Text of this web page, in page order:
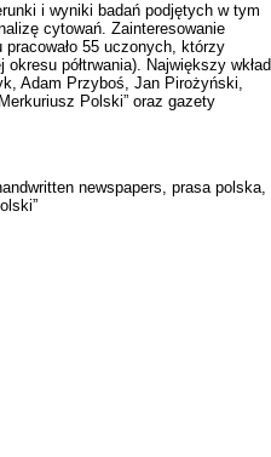
i wyniki badań podjętych w tym
cytowań. Zainteresowanie
55 uczonych, którzy
półtrwania). Największy wkład
Adam Przyboś, Jan Pirożyński,
Polski” oraz gazety
newspapers, prasa polska,